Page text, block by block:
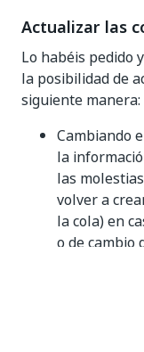
Actualizar las
Lo habéis pedido
la posibilidad de
siguiente manera:
Cambiando
la
las
volver a
la cola) en
o de cambio